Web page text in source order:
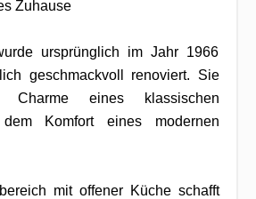
Zuhause
ursprünglich im Jahr 1966
geschmackvoll renoviert. Sie
Charme eines klassischen
Komfort eines modernen
mit offener Küche schafft